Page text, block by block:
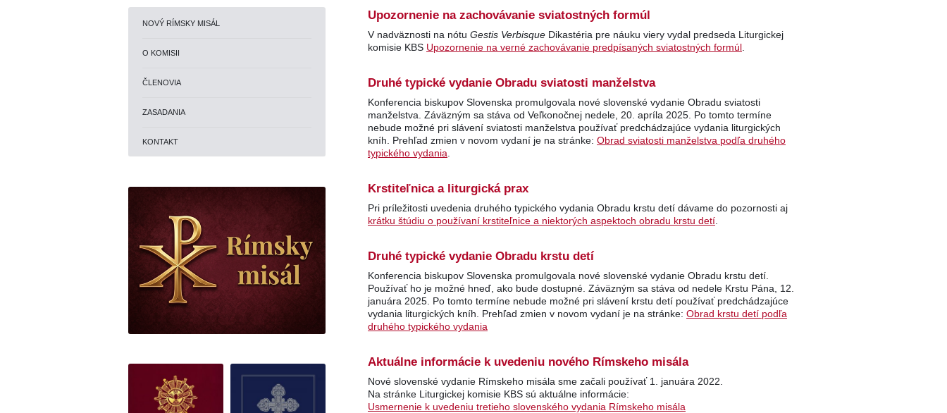
NOVÝ RÍMSKY MISÁL
O KOMISII
ČLENOVIA
ZASADANIA
KONTAKT
Upozornenie na zachovávanie sviatostných formúl
V nadväznosti na nótu Gestis Verbisque Dikastéria pre náuku viery vydal predseda Liturgickej
komisie KBS Upozornenie na verné zachovávanie predpísaných sviatostných formúl
Druhé typické vydanie Obradu sviatosti manželstva
Konferencia biskupov Slovenska promulgovala nové slovenské vydanie Obradu sviatosti
manželstva. Záväzným sa stáva od Veľkonočnej nedele, 20. apríla 2025. Po tomto termíne
nebude možné pri slávení sviatosti manželstva používať predchádzajúce vydania liturgických
kníh. Prehľad zmien v novom vydaní je na stránke: Obrad sviatosti manželstva podľa druhého
typického vydania
Krstiteľnica a liturgická prax
Pri príležitosti uvedenia druhého typického vydania Obradu krstu detí dávame do pozornosti aj
krátku štúdiu o používaní krstiteľnice a niektorých aspektoch obradu krstu detí
Druhé typické vydanie Obradu krstu detí
Konferencia biskupov Slovenska promulgovala nové slovenské vydanie Obradu krstu detí.
Používať ho je možné hneď, ako bude dostupné. Záväzným sa stáva od nedele Krstu Pána, 12.
januára 2025. Po tomto termíne nebude možné pri slávení krstu detí používať predchádzajúce
vydania liturgických kníh. Prehľad zmien v novom vydaní je na stránke: Obrad krstu detí podľa
druhého typického vydania
Aktuálne informácie k uvedeniu nového Rímskeho misála
Nové slovenské vydanie Rímskeho misála sme začali používať 1. januára 2022.
Na stránke Liturgickej komisie KBS sú aktuálne informácie:
Usmernenie k uvedeniu tretieho slovenského vydania Rímskeho misála